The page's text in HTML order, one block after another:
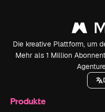
Die kreative Plattform, um
Mehr als 1 Million
Produkte